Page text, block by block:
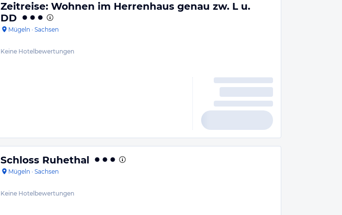
Zeitreise: Wohnen im Herrenhaus genau zw. L u.
DD
Mügeln · Sachsen
Keine Hotelbewertungen
Schloss Ruhethal
Mügeln · Sachsen
Keine Hotelbewertungen